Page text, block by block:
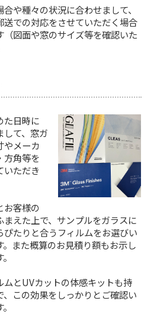
合や種々の状況に合わせまして、
送での対応をさせていただく場合
（図面や窓のサイズ等を確認いた
た日時に
して、窓ガ
やメーカ
方角等を
いただき
お客様の
まえた上で、サンプルをガラスに
ぴたりと合うフィルムをお選びい
。また概算のお見積り額もお示し
ムとUVカットの体感キットも持
、この効果をしっかりとご確認い